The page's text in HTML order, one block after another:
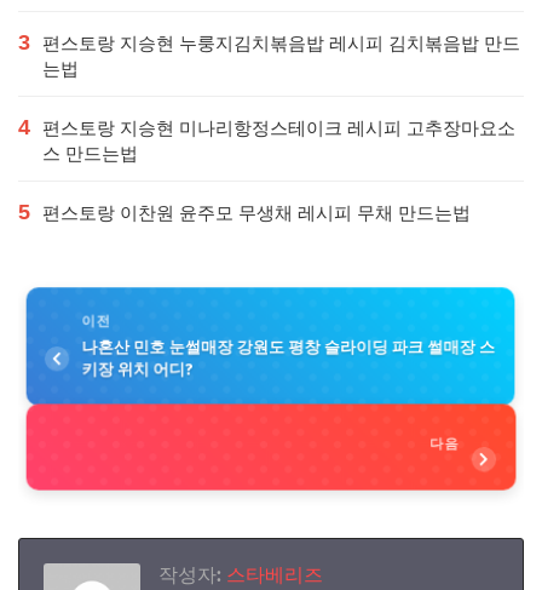
3
편스토랑 지승현 누룽지김치볶음밥 레시피 김치볶음밥 만드
는법
4
편스토랑 지승현 미나리항정스테이크 레시피 고추장마요소
스 만드는법
5 편스토랑 이찬원 윤주모 무생채 레시피 무채 만드는법
이전
나혼산 민호 눈썰매장 강원도 평창 슬라이딩 파크 썰매장 스
키장 위치 어디?
다음
작성자: 스타베리즈